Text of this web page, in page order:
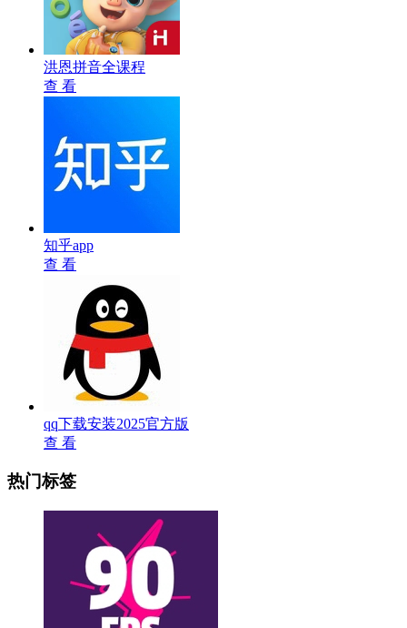
洪恩拼音全课程
查 看
知乎app
查 看
qq下载安装2025官方版
查 看
热门标签